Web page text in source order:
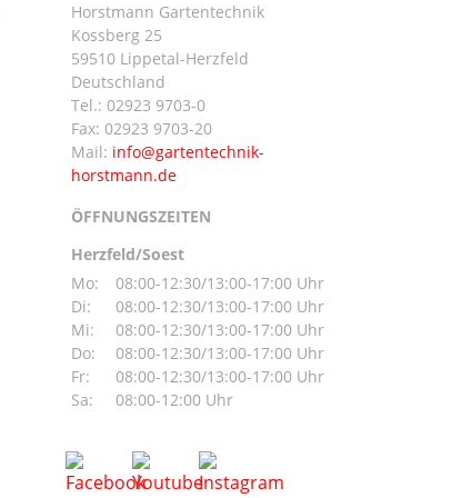
Horstmann Gartentechnik
Kossberg 25
59510 Lippetal-Herzfeld
Deutschland
Tel.: 02923 9703-0
Fax: 02923 9703-20
Mail:
ÖFFNUNGSZEITEN
Herzfeld/Soest
Mo:
08:00-12:30/13:00-17:00 Uhr
Di:
08:00-12:30/13:00-17:00 Uhr
Mi:
08:00-12:30/13:00-17:00 Uhr
Do:
08:00-12:30/13:00-17:00 Uhr
Fr:
08:00-12:30/13:00-17:00 Uhr
Sa:
08:00-12:00 Uhr